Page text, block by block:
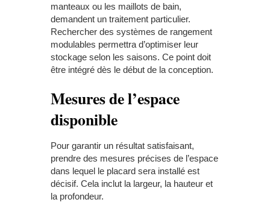
manteaux ou les maillots de bain,
demandent un traitement particulier.
Rechercher des systèmes de rangement
modulables permettra d’optimiser leur
stockage selon les saisons. Ce point doit
être intégré dès le début de la conception.
Mesures de l’espace
disponible
Pour garantir un résultat satisfaisant,
prendre des mesures précises de l’espace
dans lequel le placard sera installé est
décisif. Cela inclut la largeur, la hauteur et
la profondeur.